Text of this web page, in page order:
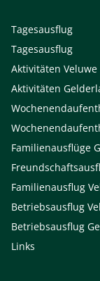
Tagesausflug
Tagesausflug
Aktivitäten Veluwe
Aktivitäten
Familienausflüge
Familienausflug
Betriebsausflug
Betriebsausflug
Links